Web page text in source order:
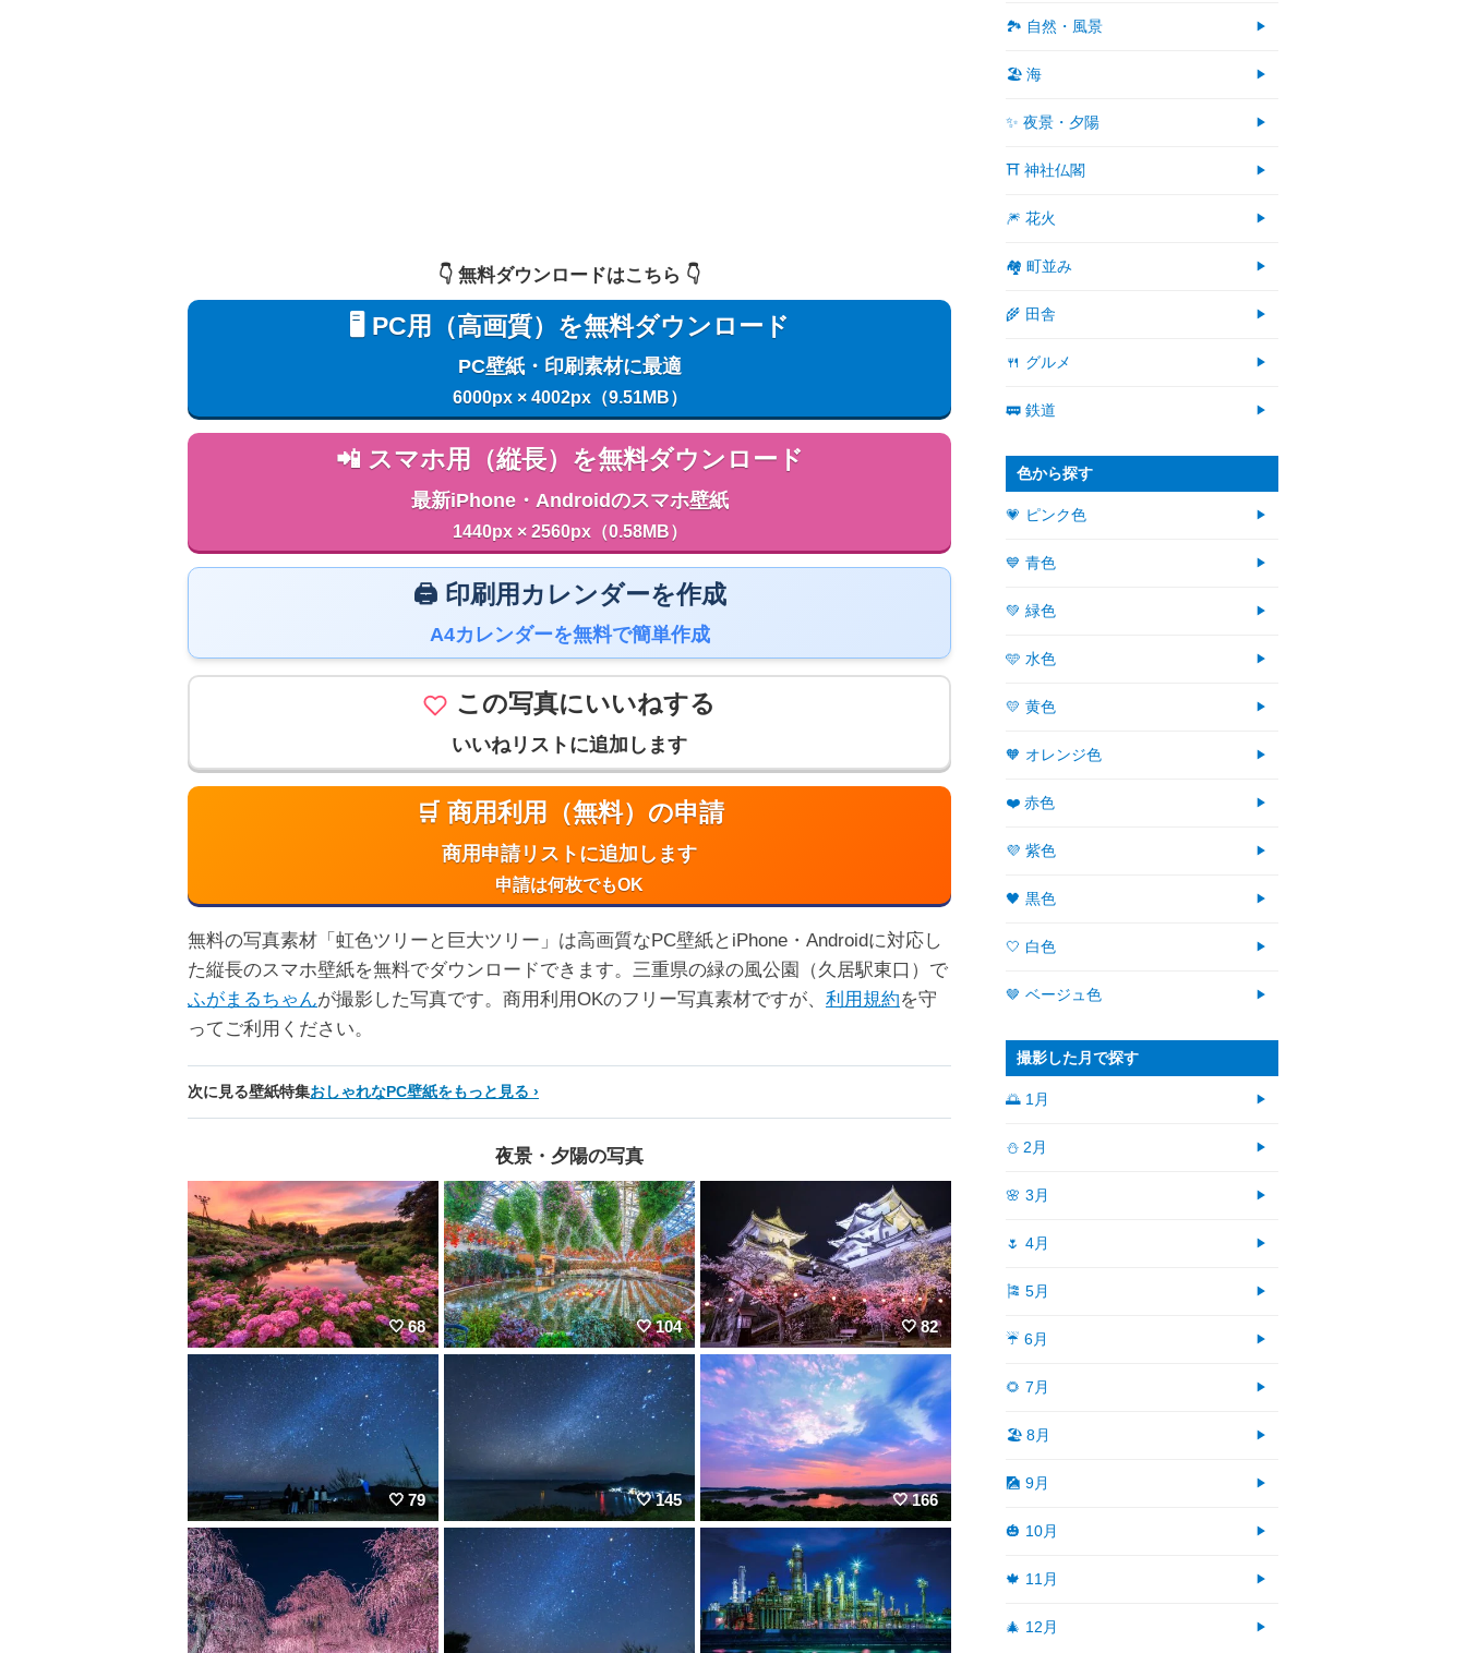
👇️ 無料ダウンロードはこちら 👇️
🖥️ PC用（高画質）を無料ダウンロード
PC壁紙・印刷素材に最適
6000px × 4002px（9.51MB）
📲 スマホ用（縦長）を無料ダウンロード
最新iPhone・Androidのスマホ壁紙
1440px × 2560px（0.58MB）
🖨️ 印刷用カレンダーを作成
A4カレンダーを無料で簡単作成
この写真にいいねする
いいねリストに追加します
🛒 商用利用（無料）の申請
商用申請リストに追加します
申請は何枚でもOK
無料の写真素材「虹色ツリーと巨大ツリー」は高画質なPC壁紙とiPhone・Androidに対応し
た縦長のスマホ壁紙を無料でダウンロードできます。三重県の緑の風公園（久居駅東口）で
ふがまるちゃんが撮影した写真です。商用利用OKのフリー写真素材ですが、 利用規約を守
ってご利用ください。
次に見る壁紙特集おしゃれなPC壁紙をもっと見る
夜景・夕陽の写真
68 104 82
79 145 166
🏞️ 自然・風景
🏖 海
✨ 夜景・夕陽
⛩ 神社仏閣
🎆 花火
🏘 町並み
🌾 田舎
🍴 グルメ
🚃 鉄道
色から探す
💗 ピンク色
💙 青色
💚 緑色
🩵 水色
💛 黄色
🧡 オレンジ色
❤️ 赤色
💜 紫色
🖤 黒色
🤍 白色
🤎 ベージュ色
撮影した月で探す
🌅 1月
⛄ 2月
🌸 3月
🌷 4月
🎏 5月
☔ 6月
🌻 7月
🏖 8月
🎑 9月
🎃 10月
🍁 11月
🎄 12月